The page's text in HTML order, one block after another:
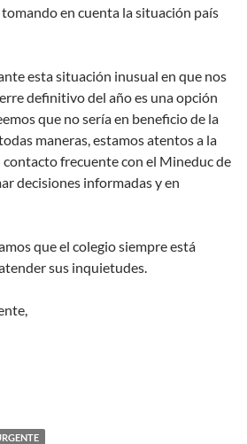
en cuenta la situación país
esta situación inusual en que nos
definitivo del año es una opción
que no sería en beneficio de la
maneras, estamos atentos a la
frecuente con el Mineduc de
decisiones informadas y en
que el colegio siempre está
sus inquietudes.